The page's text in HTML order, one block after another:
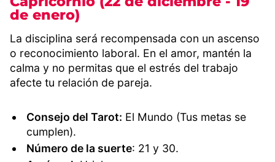
de enero)
La disciplina será recompensada con un ascenso
o reconocimiento laboral. En el amor, mantén la
calma y no permitas que el estrés del trabajo
afecte tu relación de pareja.
Consejo del Tarot: El Mundo (Tus metas se
cumplen).
Número de la suerte: 21 y 30.